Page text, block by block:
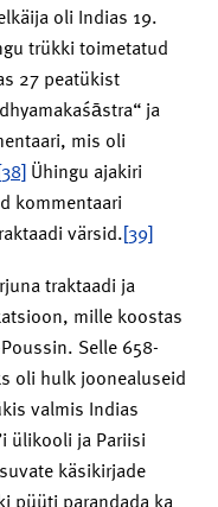
oli Indias 19.
trükki toimetatud
27 peatükist
ja
mis oli
Ühingu ajakiri
kommentaari
värsid.[39]
traktaadi ja
mille koostas
Selle 658-
oli hulk joonealuseid
valmis Indias
ülikooli ja Pariisi
käsikirjade
püüti parandada ka